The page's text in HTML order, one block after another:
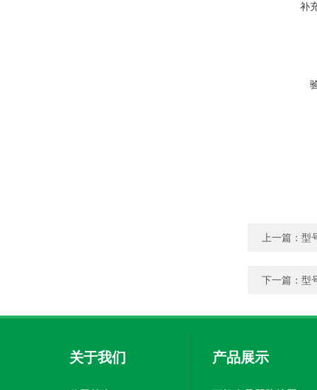
补
上一篇： 型
下一篇： 型
关于我们 产品展示